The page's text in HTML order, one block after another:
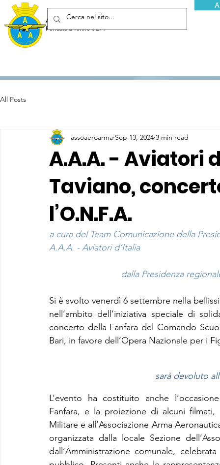
Associazione Arma Aeronautica - Aviatori d'Italia ETS
Fondata a Torino il 29 febbraio 1952
All Posts
A.A.A. - Aviatori
Taviano,
l’O.N.F.A.
assoaeroarma Sep 13, 2024 3 min read
a cura del Team Comunicazione della
A.A.A. - Aviatori d’Italia
dalla Presidenza
Si è svolto venerdì 6 settembre nella
nell’ambito dell’iniziativa speciale di
concerto della Fanfara del Comando
Bari, in favore dell’Opera Nazionale per i
sarà devoluto
L’evento ha costituito anche
Fanfara, e la proiezione di alcuni
Militare e all’Associazione Arma
organizzata dalla locale Sezione
dall’Amministrazione comunale,